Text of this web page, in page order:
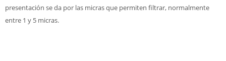
presentación se da por las micras que permiten filtrar, normalmente
entre 1 y 5 micras.